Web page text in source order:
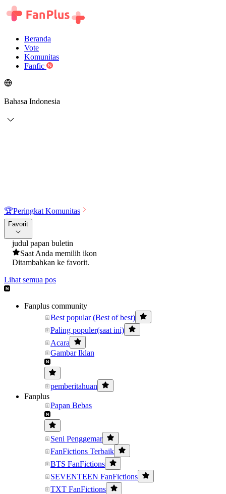
Beranda
Vote
Komunitas
Fanfic
Bahasa Indonesia
🏆Peringkat Komunitas
Favorit
judul papan buletin
Saat Anda memilih ikon
Ditambahkan ke favorit.
Lihat semua pos
Fanplus community
Best popular (Best of best)
Paling populer(saat ini)
Acara
Gambar Iklan
pemberitahuan
Fanplus
Papan Bebas
Seni Penggemar
FanFictions Terbaik
BTS FanFictions
SEVENTEEN FanFictions
TXT FanFictions